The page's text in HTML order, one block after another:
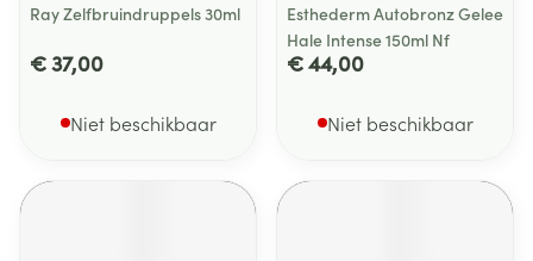
Ray Zelfbruindruppels 30ml
€ 37,00
Niet beschikbaar
Esthederm Autobronz Gelee
Hale Intense 150ml Nf
€ 44,00
Niet beschikbaar